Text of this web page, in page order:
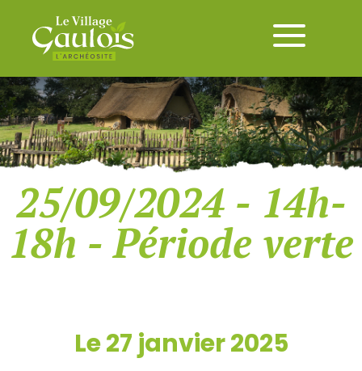
25/09/2024 - 14h-
18h - Période verte
Le 27 janvier 2025